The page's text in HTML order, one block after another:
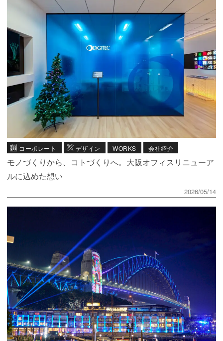
コーポレート デザイン WORKS 会社紹介
モノづくりから、コトづくりへ。大阪オフィスリニューア
ルに込めた想い
2026/05/14